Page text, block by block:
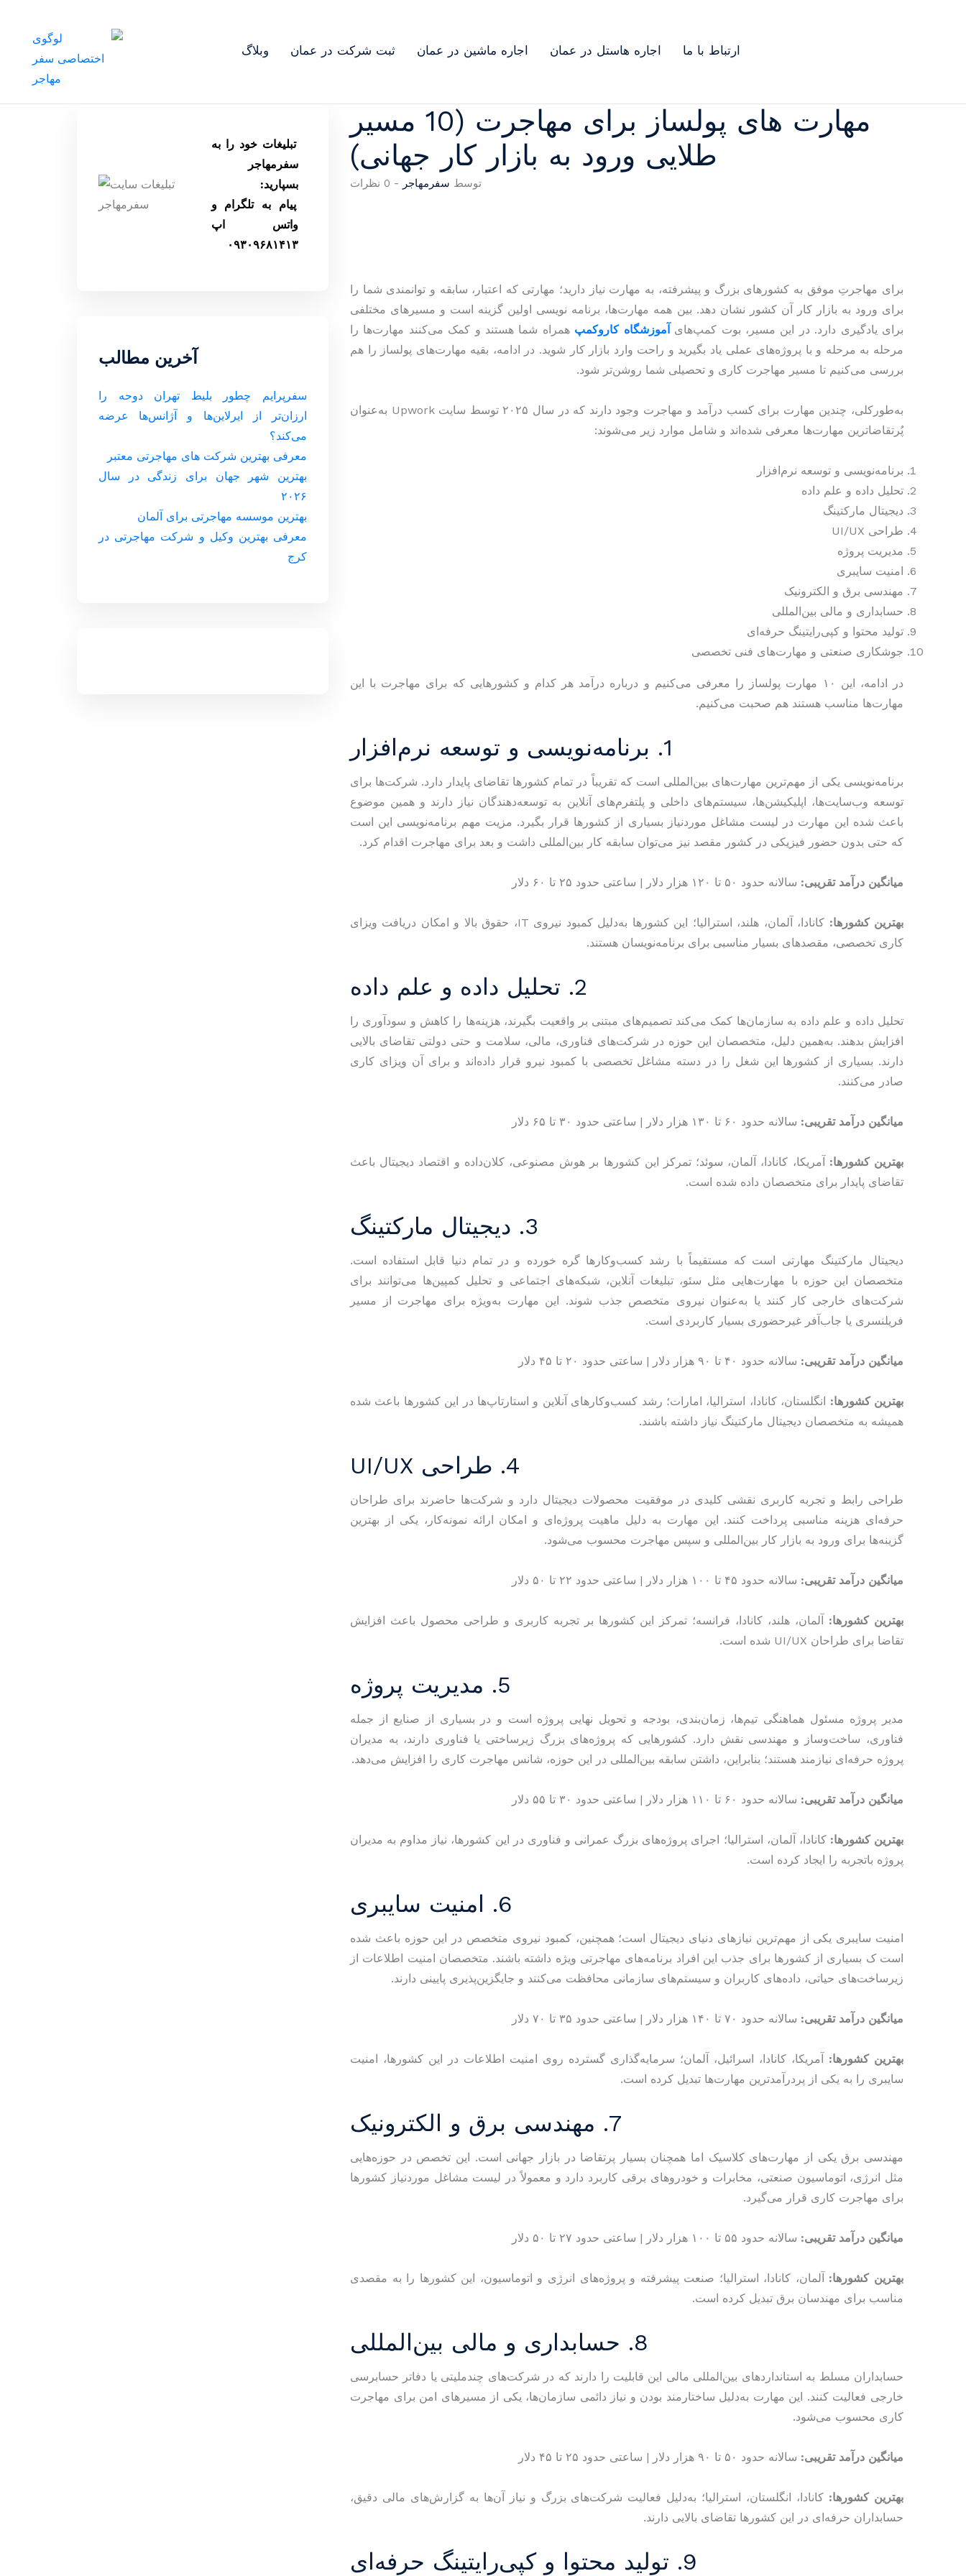
وبلاگ ثبت شرکت در عمان اجاره ماشین در عمان اجاره هاستل در عمان ارتباط با ما
مهارت های پولساز برای مهاجرت (10 مسیر
طلایی ورود به بازار کار جهانی)
توسط سفرمهاجر - 0 نظرات
برای مهاجرتِ موفق به کشورهای بزرگ و پیشرفته، به مهارت نیاز دارید؛ مهارتی که اعتبار، سابقه و توانمندی شما را
برای ورود به بازار کار آن کشور نشان دهد. بین همه مهارت‌ها، برنامه نویسی اولین گزینه است و مسیرهای مختلفی
برای یادگیری دارد. در این مسیر، بوت کمپ‌هایآموزشگاه کاروکمپ همراه شما هستند و کمک می‌کنند مهارت‌ها را
مرحله به مرحله و با پروژه‌های عملی یاد بگیرید و راحت وارد بازار کار شوید. در ادامه، بقیه مهارت‌های پولساز را هم
بررسی می‌کنیم تا مسیر مهاجرت کاری و تحصیلی شما روشن‌تر شود.
به‌طور‌کلی، چندین مهارت برای کسب درآمد و مهاجرت وجود دارند که در سال ۲۰۲۵ توسط سایت Upwork به‌عنوان
پُرتقاضاترین مهارت‌ها معرفی شده‌اند و شامل موارد زیر می‌شوند:
برنامه‌نویسی و توسعه نرم‌افزار
تحلیل داده و علم داده
دیجیتال مارکتینگ
طراحی UI/UX
مدیریت پروژه
امنیت سایبری
مهندسی برق و الکترونیک
حسابداری و مالی بین‌المللی
تولید محتوا و کپی‌رایتینگ حرفه‌ای
جوشکاری صنعتی و مهارت‌های فنی تخصصی
در ادامه، این ۱۰ مهارت پولساز را معرفی می‌کنیم و درباره درآمد هر کدام و کشورهایی که برای مهاجرت با این
مهارت‌ها مناسب هستند هم صحبت می‌کنیم.
1. برنامه‌نویسی و توسعه نرم‌افزار
برنامه‌نویسی یکی از مهم‌ترین مهارت‌های بین‌المللی است که تقریباً در تمام کشورها تقاضای پایدار دارد. شرکت‌ها برای
توسعه وب‌سایت‌ها، اپلیکیشن‌ها، سیستم‌های داخلی و پلتفرم‌های آنلاین به توسعه‌دهندگان نیاز دارند و همین موضوع
باعث شده این مهارت در لیست مشاغل موردنیاز بسیاری از کشورها قرار بگیرد. مزیت مهم برنامه‌نویسی این است
که حتی بدون حضور فیزیکی در کشور مقصد نیز می‌توان سابقه کار بین‌المللی داشت و بعد برای مهاجرت اقدام کرد.
میانگین درآمد تقریبی: سالانه حدود ۵۰ تا ۱۲۰ هزار دلار | ساعتی حدود ۲۵ تا ۶۰ دلار
بهترین کشورها:
کانادا، آلمان، هلند، استرالیا؛ این کشورها به‌دلیل کمبود نیروی IT، حقوق بالا و امکان دریافت ویزای
کاری تخصصی، مقصدهای بسیار مناسبی برای برنامه‌نویسان هستند.
2. تحلیل داده و علم داده
تحلیل داده و علم داده به سازمان‌ها کمک می‌کند تصمیم‌های مبتنی بر واقعیت بگیرند، هزینه‌ها را کاهش و سودآوری را
افزایش بدهند. به‌همین دلیل، متخصصان این حوزه در شرکت‌های فناوری، مالی، سلامت و حتی دولتی تقاضای بالایی
دارند. بسیاری از کشورها این شغل را در دسته مشاغل تخصصی با کمبود نیرو قرار داده‌اند و برای آن ویزای کاری
صادر می‌کنند.
میانگین درآمد تقریبی: سالانه حدود ۶۰ تا ۱۳۰ هزار دلار | ساعتی حدود ۳۰ تا ۶۵ دلار
بهترین کشورها: آمریکا، کانادا، آلمان، سوئد؛ تمرکز این کشورها بر هوش مصنوعی، کلان‌داده و اقتصاد دیجیتال باعث
تقاضای پایدار برای متخصصان داده شده است.
3. دیجیتال مارکتینگ
دیجیتال مارکتینگ مهارتی است که مستقیماً با رشد کسب‌وکارها گره خورده و در تمام دنیا قابل استفاده است.
متخصصان این حوزه با مهارت‌هایی مثل سئو، تبلیغات آنلاین، شبکه‌های اجتماعی و تحلیل کمپین‌ها می‌توانند برای
شرکت‌های خارجی کار کنند یا به‌عنوان نیروی متخصص جذب شوند. این مهارت به‌ویژه برای مهاجرت از مسیر
فریلنسری یا جاب‌آفر غیرحضوری بسیار کاربردی است.
میانگین درآمد تقریبی: سالانه حدود ۴۰ تا ۹۰ هزار دلار | ساعتی حدود ۲۰ تا ۴۵ دلار
بهترین کشورها: انگلستان، کانادا، استرالیا، امارات؛ رشد کسب‌وکارهای آنلاین و استارتاپ‌ها در این کشورها باعث شده
همیشه به متخصصان دیجیتال مارکتینگ نیاز داشته باشند.
4. طراحی UI/UX
طراحی رابط و تجربه کاربری نقشی کلیدی در موفقیت محصولات دیجیتال دارد و شرکت‌ها حاضرند برای طراحان
حرفه‌ای هزینه مناسبی پرداخت کنند. این مهارت به دلیل ماهیت پروژه‌ای و امکان ارائه نمونه‌کار، یکی از بهترین
گزینه‌ها برای ورود به بازار کار بین‌المللی و سپس مهاجرت محسوب می‌شود.
میانگین درآمد تقریبی: سالانه حدود ۴۵ تا ۱۰۰ هزار دلار | ساعتی حدود ۲۲ تا ۵۰ دلار
بهترین کشورها: آلمان، هلند، کانادا، فرانسه؛ تمرکز این کشورها بر تجربه کاربری و طراحی محصول باعث افزایش
تقاضا برای طراحان UI/UX شده است.
5. مدیریت پروژه
مدیر پروژه مسئول هماهنگی تیم‌ها، زمان‌بندی، بودجه و تحویل نهایی پروژه است و در بسیاری از صنایع از جمله
فناوری، ساخت‌وساز و مهندسی نقش دارد. کشورهایی که پروژه‌های بزرگ زیرساختی یا فناوری دارند، به مدیران
پروژه حرفه‌ای نیازمند هستند؛ بنابراین، داشتن سابقه بین‌المللی در این حوزه، شانس مهاجرت کاری را افزایش می‌دهد.
میانگین درآمد تقریبی: سالانه حدود ۶۰ تا ۱۱۰ هزار دلار | ساعتی حدود ۳۰ تا ۵۵ دلار
بهترین کشورها: کانادا، آلمان، استرالیا؛ اجرای پروژه‌های بزرگ عمرانی و فناوری در این کشورها، نیاز مداوم به مدیران
پروژه باتجربه را ایجاد کرده است.
6. امنیت سایبری
امنیت سایبری یکی از مهم‌ترین نیازهای دنیای دیجیتال است؛ همچنین، کمبود نیروی متخصص در این حوزه باعث شده
است ک بسیاری از کشورها برای جذب این افراد برنامه‌های مهاجرتی ویژه داشته باشند. متخصصان امنیت اطلاعات از
زیرساخت‌های حیاتی، داده‌های کاربران و سیستم‌های سازمانی محافظت می‌کنند و جایگزین‌پذیری پایینی دارند.
میانگین درآمد تقریبی: سالانه حدود ۷۰ تا ۱۴۰ هزار دلار | ساعتی حدود ۳۵ تا ۷۰ دلار
بهترین کشورها: آمریکا، کانادا، اسرائیل، آلمان؛ سرمایه‌گذاری گسترده روی امنیت اطلاعات در این کشورها، امنیت
سایبری را به یکی از پردرآمدترین مهارت‌ها تبدیل کرده است.
7. مهندسی برق و الکترونیک
مهندسی برق یکی از مهارت‌های کلاسیک اما همچنان بسیار پرتقاضا در بازار جهانی است. این تخصص در حوزه‌هایی
مثل انرژی، اتوماسیون صنعتی، مخابرات و خودروهای برقی کاربرد دارد و معمولاً در لیست مشاغل موردنیاز کشورها
برای مهاجرت کاری قرار می‌گیرد.
میانگین درآمد تقریبی: سالانه حدود ۵۵ تا ۱۰۰ هزار دلار | ساعتی حدود ۲۷ تا ۵۰ دلار
بهترین کشورها: آلمان، کانادا، استرالیا؛ صنعت پیشرفته و پروژه‌های انرژی و اتوماسیون، این کشورها را به مقصدی
مناسب برای مهندسان برق تبدیل کرده است.
8. حسابداری و مالی بین‌المللی
حسابداران مسلط به استانداردهای بین‌المللی مالی این قابلیت را دارند که در شرکت‌های چندملیتی یا دفاتر حسابرسی
خارجی فعالیت کنند. این مهارت به‌دلیل ساختارمند بودن و نیاز دائمی سازمان‌ها، یکی از مسیرهای امن برای مهاجرت
کاری محسوب می‌شود.
میانگین درآمد تقریبی: سالانه حدود ۵۰ تا ۹۰ هزار دلار | ساعتی حدود ۲۵ تا ۴۵ دلار
بهترین کشورها: کانادا، انگلستان، استرالیا؛ به‌دلیل فعالیت شرکت‌های بزرگ و نیاز آن‌ها به گزارش‌های مالی دقیق،
حسابداران حرفه‌ای در این کشورها تقاضای بالایی دارند.
9. تولید محتوا و کپی‌رایتینگ حرفه‌ای
تبلیغات خود را به
سفرمهاجر
بسپارید:
پیام به تلگرام و
واتس اپ
۰۹۳۰۹۶۸۱۴۱۳
آخرین مطالب
سفرپرایم چطور بلیط تهران دوحه را
ارزان‌تر از ایرلاین‌ها و آژانس‌ها عرضه
می‌کند؟
معرفی بهترین شرکت های مهاجرتی معتبر
بهترین شهر جهان برای زندگی در سال
۲۰۲۶
بهترین موسسه مهاجرتی برای آلمان
معرفی بهترین وکیل و شرکت مهاجرتی در
کرج